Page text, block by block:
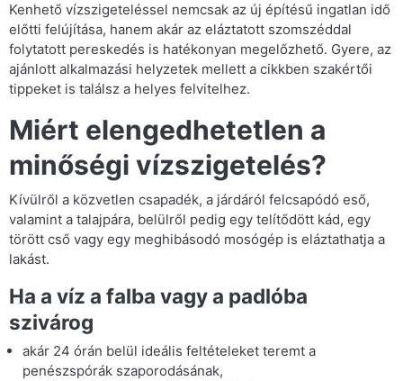
Kenhető vízszigeteléssel nemcsak az új építésű ingatlan idő
előtti felújítása, hanem akár az eláztatott szomszéddal
folytatott pereskedés is hatékonyan megelőzhető. Gyere, az
ajánlott alkalmazási helyzetek mellett a cikkben szakértői
tippeket is találsz a helyes felvitelhez.
Miért elengedhetetlen a
minőségi vízszigetelés?
Kívülről a közvetlen csapadék, a járdáról felcsapódó eső,
valamint a talajpára, belülről pedig egy telítődött kád, egy
törött cső vagy egy meghibásodó mosógép is eláztathatja a
lakást.
Ha a víz a falba vagy a padlóba
szivárog
akár 24 órán belül ideális feltételeket teremt a
penészspórák szaporodásának,